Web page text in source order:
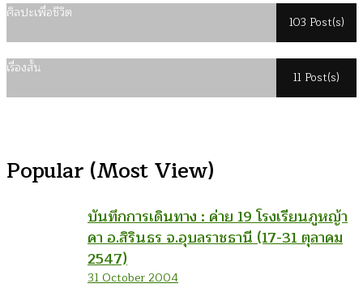
ศิลปะเพื่อชีวิต
103 Post(s)
เรื่องสั้น
11 Post(s)
Popular (Most View)
บันทึกการเดินทาง : ค่าย 19 โรงเรียนภูหญ้า
คา อ.สิรินธร จ.อุบลราชธานี (17-31 ตุลาคม
2547)
31 October 2004